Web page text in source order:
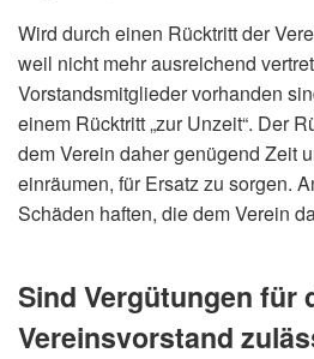
Wird durch einen Rücktritt der
weil nicht mehr ausreichend
Vorstandsmitglieder vorhanden
einem Rücktritt „zur Unzeit“. Der
dem Verein daher genügend Zeit
einräumen, für Ersatz zu sorgen.
Schäden haften, die dem Verein
Sind Vergütungen für
Vereinsvorstand